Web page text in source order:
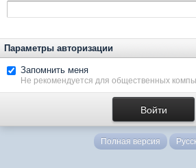
Параметры авторизации
Запомнить меня
Не рекомендуется для общественных
Полная версия